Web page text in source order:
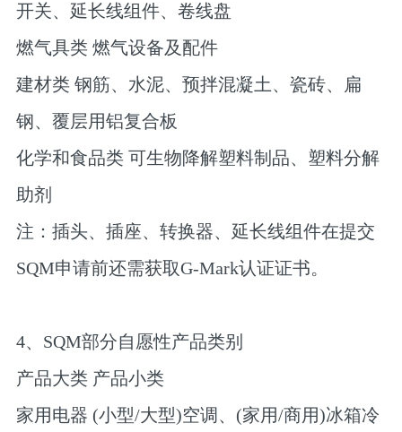
开关、延长线组件、卷线盘
燃气具类 燃气设备及配件
建材类 钢筋、水泥、预拌混凝土、瓷砖、扁
钢、覆层用铝复合板
化学和食品类 可生物降解塑料制品、塑料分解
助剂
注：插头、插座、转换器、延长线组件在提交
SQM申请前还需获取G-Mark认证证书。
4、SQM部分自愿性产品类别
产品大类 产品小类
家用电器 (小型/大型)空调、(家用/商用)冰箱冷